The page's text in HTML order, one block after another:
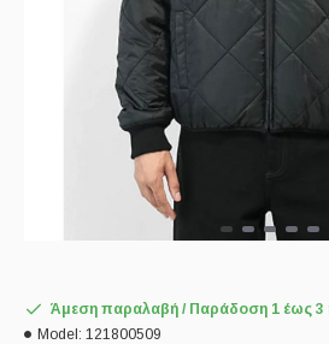
Άμεση παραλαβή / Παράδoση 1 έως 3
Model: 121800509